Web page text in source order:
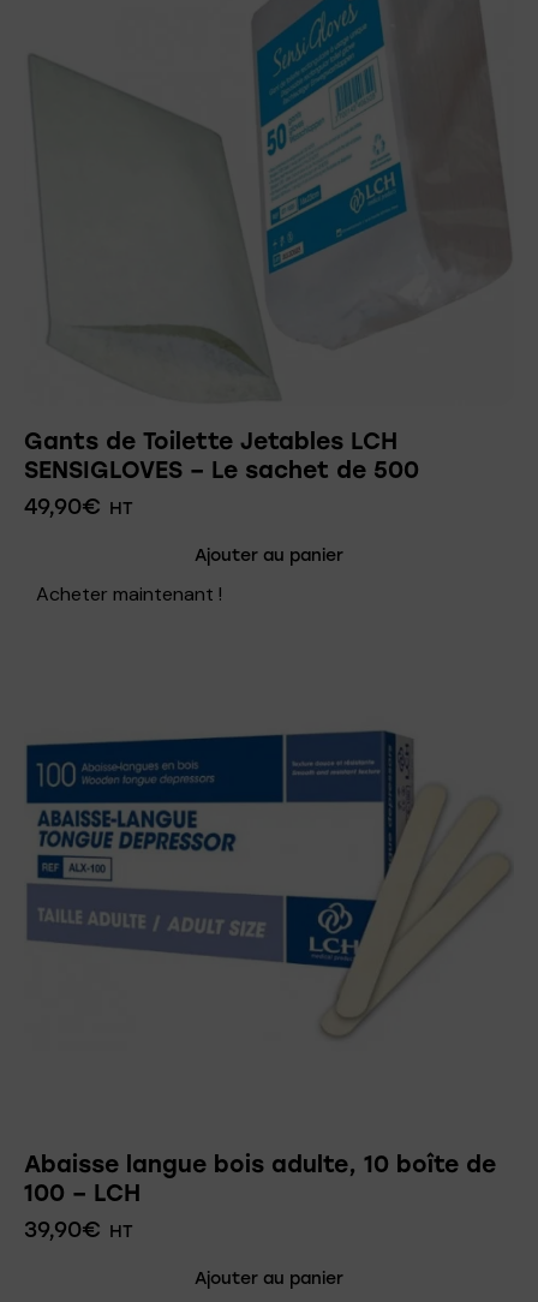
Gants de Toilette Jetables LCH
SENSIGLOVES – Le sachet de 500
49,90€ HT
Ajouter au panier
Acheter maintenant !
Abaisse langue bois adulte, 10 boîte de
100 – LCH
39,90€ HT
Ajouter au panier